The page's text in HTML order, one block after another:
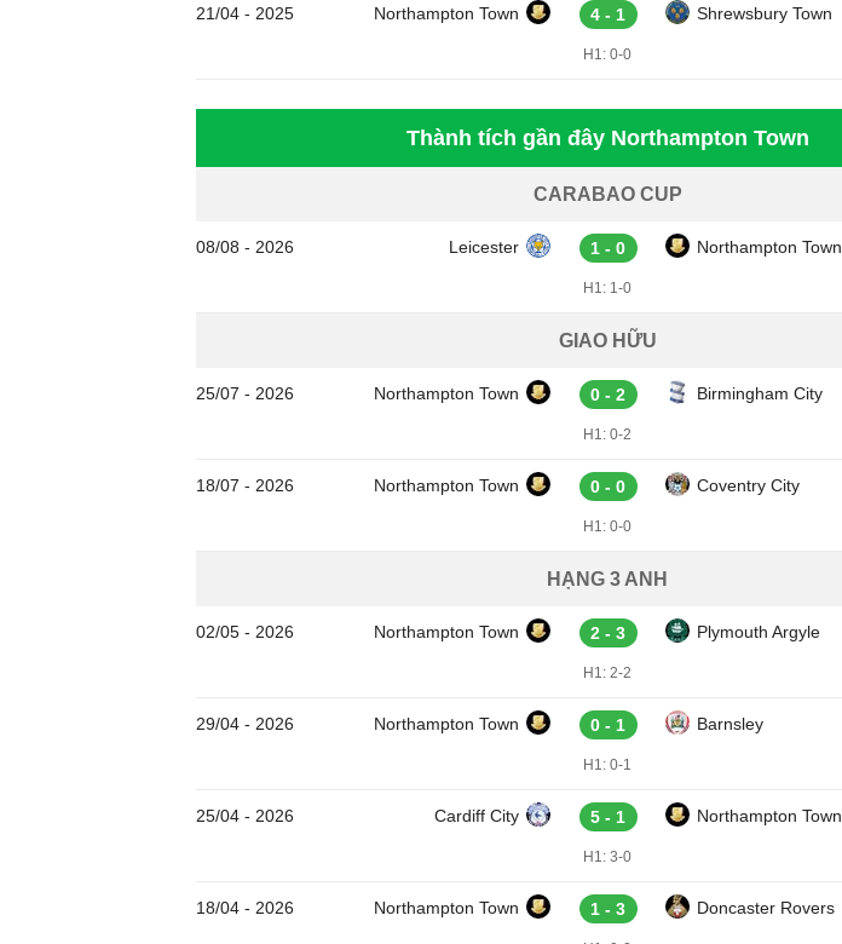
21/04 - 2025 Northampton Town 4 - 1 Shrewsbury Town
H1: 0-0
Thành tích gần đây Northampton Town
CARABAO CUP
08/08 - 2026 Leicester 1 - 0 Northampton Town
H1: 1-0
GIAO HỮU
25/07 - 2026 Northampton Town 0 - 2 Birmingham City
H1: 0-2
18/07 - 2026 Northampton Town 0 - 0 Coventry City
H1: 0-0
HẠNG 3 ANH
02/05 - 2026 Northampton Town 2 - 3 Plymouth Argyle
H1: 2-2
29/04 - 2026 Northampton Town 0 - 1 Barnsley
H1: 0-1
25/04 - 2026 Cardiff City 5 - 1 Northampton Town
H1: 3-0
18/04 - 2026 Northampton Town 1 - 3 Doncaster Rovers